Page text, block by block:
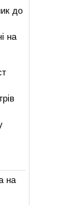
до
на
на